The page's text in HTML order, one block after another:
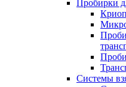
Пробирки
Системы